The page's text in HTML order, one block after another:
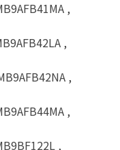
,
,
,
,
,